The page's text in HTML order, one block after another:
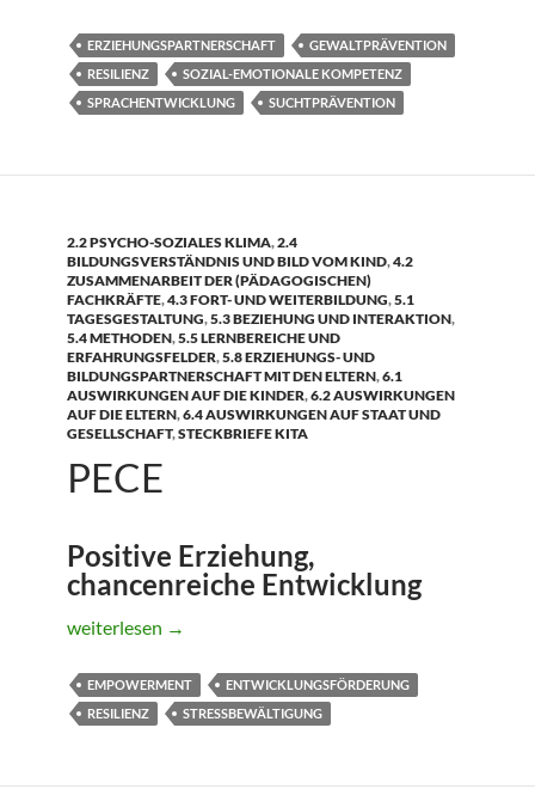
ERZIEHUNGSPARTNERSCHAFT
GEWALTPRÄVENTION
RESILIENZ
SOZIAL-EMOTIONALE KOMPETENZ
SPRACHENTWICKLUNG
SUCHTPRÄVENTION
2.2 PSYCHO-SOZIALES KLIMA,2.4
BILDUNGSVERSTÄNDNIS UND BILD VOM KIND,4.2
ZUSAMMENARBEIT DER (PÄDAGOGISCHEN)
FACHKRÄFTE,4.3 FORT- UND WEITERBILDUNG,5.1
TAGESGESTALTUNG,5.3 BEZIEHUNG UND INTERAKTION,
5.4 METHODEN,5.5 LERNBEREICHE UND
ERFAHRUNGSFELDER,5.8 ERZIEHUNGS- UND
BILDUNGSPARTNERSCHAFT MIT DEN ELTERN,6.1
AUSWIRKUNGEN AUF DIE KINDER,6.2 AUSWIRKUNGEN
AUF DIE ELTERN,6.4 AUSWIRKUNGEN AUF STAAT UND
GESELLSCHAFT,STECKBRIEFE KITA
PECE
Positive Erziehung,
chancenreiche Entwicklung
PECE
weiterlesen →
EMPOWERMENT
ENTWICKLUNGSFÖRDERUNG
RESILIENZ
STRESSBEWÄLTIGUNG